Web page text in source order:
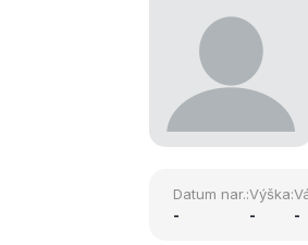
Datum nar.:
-
Výška:
-
-